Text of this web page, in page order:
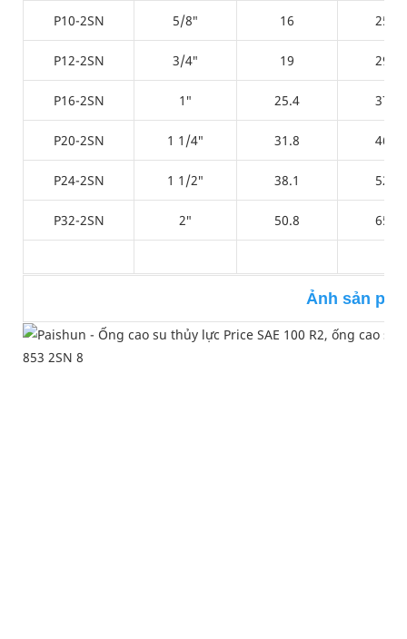
P10-2SN 5/8″ 16 25.4
P12-2SN 3/4″ 19 29.9
P16-2SN 1″ 25.4 37.8
P20-2SN 1 1/4″ 31.8 46.4
P24-2SN 1 1/2″ 38.1 52.7
P32-2SN 2″ 50.8 65.4
Ảnh sản